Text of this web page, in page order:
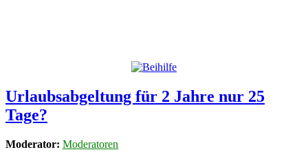
Urlaubsabgeltung für 2 Jahre nur 25
Tage?
Moderator: Moderatoren